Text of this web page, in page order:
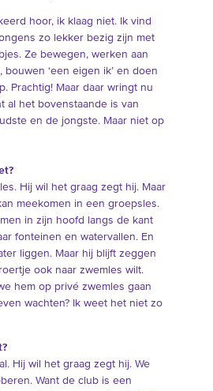
hoor, ik klaag niet. Ik vind
zo lekker bezig zijn met
Ze bewegen, werken aan
‘een eigen ik’ en doen
Prachtig! Maar daar wringt nu
al het bovenstaande is van
en de jongste. Maar niet op
Hij wil het graag zegt hij. Maar
meekomen in een groepsles.
in zijn hoofd langs de kant
fonteinen en watervallen. En
liggen. Maar hij blijft zeggen
ook naar zwemles wilt.
hem op privé zwemles gaan
wachten? Ik weet het niet zo
Hij wil het graag zegt hij. We
Want de club is een